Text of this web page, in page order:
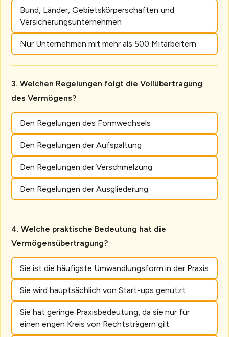
Bund, Länder, Gebietskörperschaften und
Versicherungsunternehmen
Nur Unternehmen mit mehr als 500 Mitarbeitern
Welchen Regelungen folgt die Vollübertragung
des Vermögens?
Den Regelungen des Formwechsels
Den Regelungen der Aufspaltung
Den Regelungen der Verschmelzung
Den Regelungen der Ausgliederung
Welche praktische Bedeutung hat die
Vermögensübertragung?
Sie ist die häufigste Umwandlungsform in der Praxis
Sie wird hauptsächlich von Start-ups genutzt
Sie hat geringe Praxisbedeutung, da sie nur für
einen engen Kreis von Rechtsträgern gilt